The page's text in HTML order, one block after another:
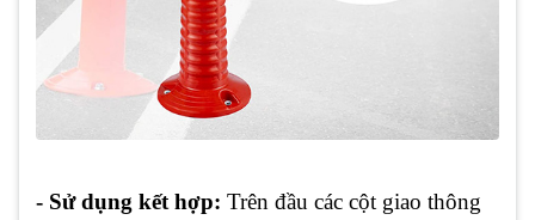
- Sử dụng kết hợp: Trên đầu các cột giao thông